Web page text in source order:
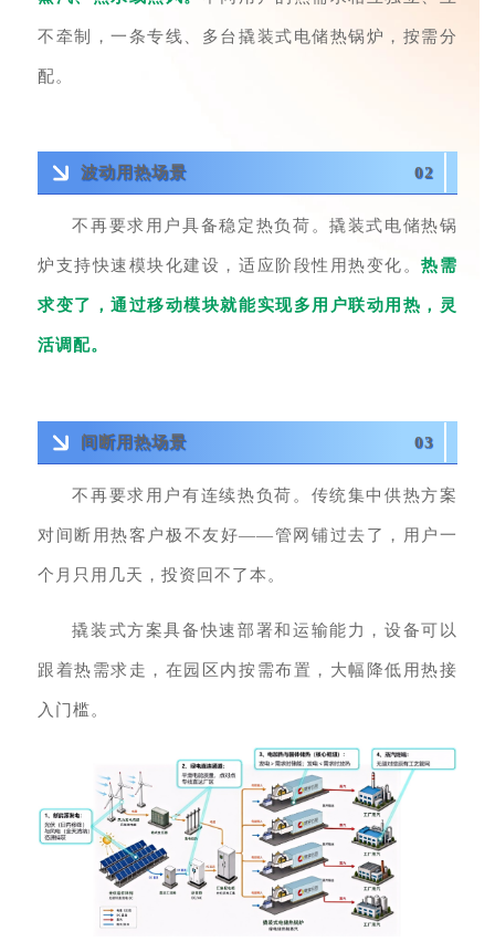
不牵制，一条专线、多台撬装式电储热锅炉，按需分
配。
波动用热场景 02
不再要求用户具备稳定热负荷。撬装式电储热锅
炉支持快速模块化建设，适应阶段性用热变化。热需
求变了，通过移动模块就能实现多用户联动用热，灵
活调配。
间断用热场景 03
不再要求用户有连续热负荷。传统集中供热方案
对间断用热客户极不友好——管网铺过去了，用户一
个月只用几天，投资回不了本。
撬装式方案具备快速部署和运输能力，设备可以
跟着热需求走，在园区内按需布置，大幅降低用热接
入门槛。